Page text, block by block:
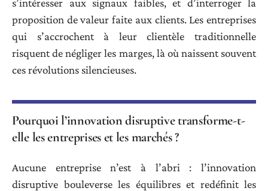
s’intéresser aux signaux faibles, et d’interroger la
proposition de valeur faite aux clients. Les entreprises
qui s’accrochent à leur clientèle traditionnelle
risquent de négliger les marges, là où naissent souvent
ces révolutions silencieuses.
Pourquoi l’innovation disruptive transforme-t-
elle les entreprises et les marchés ?
Aucune entreprise n’est à l’abri : l’innovation
disruptive bouleverse les équilibres et redéfinit les